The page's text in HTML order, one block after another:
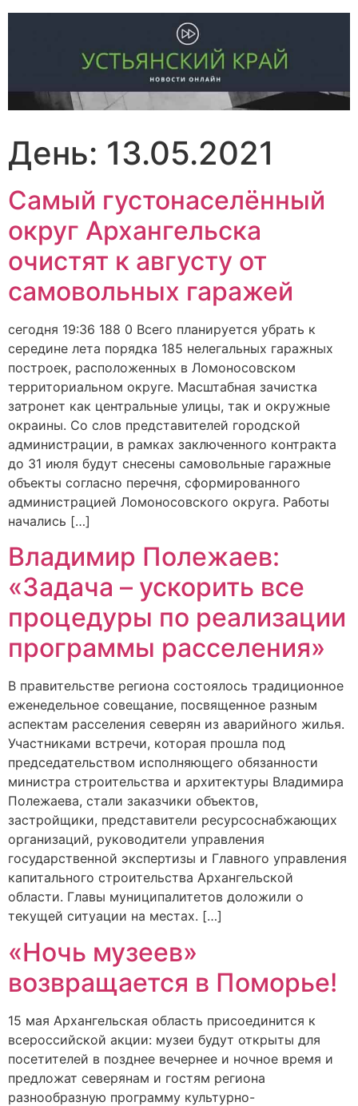
Перейти
День: 13.05.2021
Самый густонаселённый
округ Архангельска
очистят к августу от
самовольных гаражей
сегодня 19:36 188 0 Всего планируется убрать к
середине лета порядка 185 нелегальных гаражных
построек, расположенных в Ломоносовском
территориальном округе. Масштабная зачистка
затронет как центральные улицы, так и окружные
окраины. Со слов представителей городской
администрации, в рамках заключенного контракта
до 31 июля будут снесены самовольные гаражные
объекты согласно перечня, сформированного
администрацией Ломоносовского округа. Работы
начались […]
Владимир Полежаев:
«Задача – ускорить все
процедуры по реализации
программы расселения»
В правительстве региона состоялось традиционное
еженедельное совещание, посвященное разным
аспектам расселения северян из аварийного жилья.
Участниками встречи, которая прошла под
председательством исполняющего обязанности
министра строительства и архитектуры Владимира
Полежаева, стали заказчики объектов,
застройщики, представители ресурсоснабжающих
организаций, руководители управления
государственной экспертизы и Главного управления
капитального строительства Архангельской
области. Главы муниципалитетов доложили о
текущей ситуации на местах. […]
«Ночь музеев»
возвращается в Поморье!
15 мая Архангельская область присоединится к
всероссийской акции: музеи будут открыты для
посетителей в позднее вечернее и ночное время и
предложат северянам и гостям региона
разнообразную программу культурно-